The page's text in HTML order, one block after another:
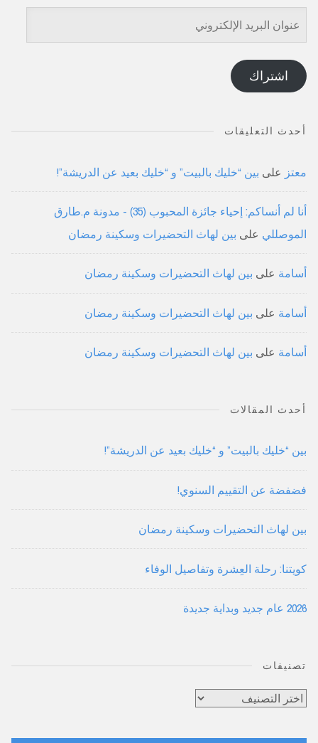
عنوان
البريد
الإلكتروني
اشتراك
أحدث التعليقات
معتز على بين “خليك بالبيت” و “خليك بعيد عن الدريشة”!
أنا لم أنساكم: إحياء جائزة المحبوب (35) - مدونة م.طارق
الموصللي على بين لهاث التحضيرات وسكينة رمضان
أسامة على بين لهاث التحضيرات وسكينة رمضان
أسامة على بين لهاث التحضيرات وسكينة رمضان
أسامة على بين لهاث التحضيرات وسكينة رمضان
أحدث المقالات
بين “خليك بالبيت” و “خليك بعيد عن الدريشة”!
فضفضة عن التقييم السنوي!
بين لهاث التحضيرات وسكينة رمضان
كويتنا: رحلة العِشرة وتفاصيل الوفاء
2026 عام جديد وبداية جديدة
تصنيفات
تصنيفات